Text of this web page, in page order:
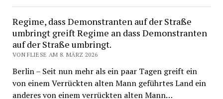
Regime, dass Demonstranten auf der Straße
umbringt greift Regime an dass Demonstranten
auf der Straße umbringt.
VON FLIESE AM 8. MÄRZ 2026
Berlin – Seit nun mehr als ein paar Tagen greift ein
von einem Verrückten alten Mann geführtes Land ein
anderes von einem verrückten alten Mann…